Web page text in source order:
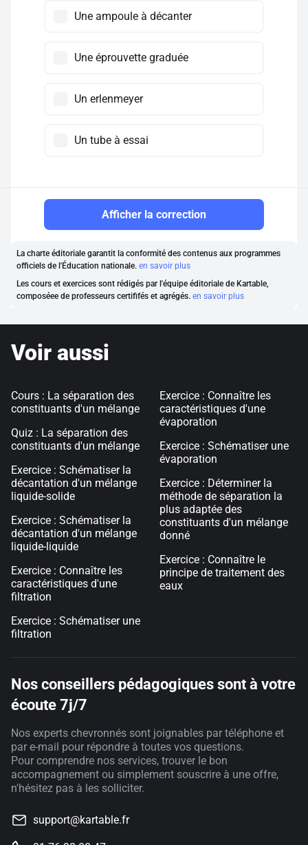
Une ampoule à décanter
Une éprouvette graduée
Un erlenmeyer
Un tube à essai
Afficher la correction
La charte éditoriale garantit la conformité des contenus aux programmes
officiels de l'Éducation nationale. en savoir plus
Les cours et exercices sont rédigés par l'équipe éditoriale de Kartable,
composéee de professeurs certififés et agrégés. en savoir plus
Voir aussi
Cours : La séparation des
constituants d'un mélange
Quiz : La séparation des
constituants d'un mélange
Exercice : Schématiser la
décantation d'un mélange
liquide-solide
Exercice : Schématiser la
décantation d'un mélange
liquide-liquide
Exercice : Connaître les
caractéristiques d'une
filtration
Exercice : Schématiser une
filtration
Exercice : Connaître les
caractéristiques d'une
évaporation
Exercice : Schématiser une
évaporation
Exercice : Déterminer la
méthode de séparation la
plus adaptée des
constituants d'un mélange
donné
Exercice : Connaître le
principe de traitement des
eaux
Nos conseillers pédagogiques sont à votre
écoute 7j/7
Nos experts chevronnés sont joignables par téléphone et
par e-mail pour répondre à toutes vos questions.
Pour comprendre nos services, trouver le bon
accompagnement ou simplement souscrire à une offre,
n'hésitez pas à les solliciter.
support@kartable.fr